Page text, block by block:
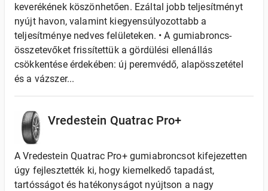
keverékének köszönhetően. Ezáltal jobb teljesítményt
nyújt havon, valamint kiegyensúlyozottabb a
teljesítménye nedves felületeken. • A gumiabroncs-
összetevőket frissítettük a gördülési ellenállás
csökkentése érdekében: új peremvédő, alapösszetétel
és a vázszer...
Vredestein Quatrac Pro+
A Vredestein Quatrac Pro+ gumiabroncsot kifejezetten
úgy fejlesztették ki, hogy kiemelkedő tapadást,
tartósságot és hatékonyságot nyújtson a nagy